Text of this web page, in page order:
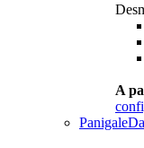
A
Panigale